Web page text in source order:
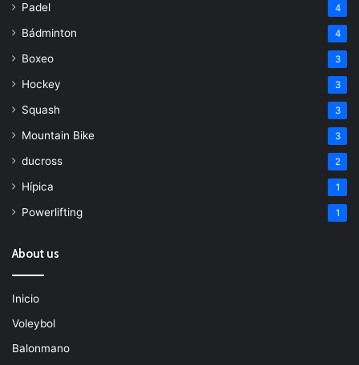
Padel 4
Bádminton 4
Boxeo 3
Hockey 3
Squash 3
Mountain Bike 3
ducross 2
Hípica 1
Powerlifting 1
About us
Inicio
Voleybol
Balonmano